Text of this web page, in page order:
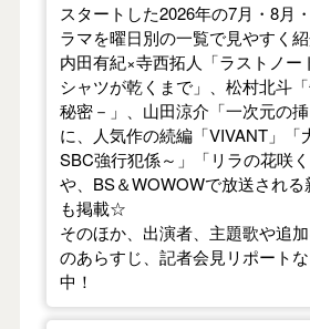
スタートした2026年の7月・8月
ラマを曜日別の一覧で見やすく紹
内田有紀×寺西拓人「ラストノー
シャツが乾くまで」、松村北斗
秘密－」、山田涼介「一次元の
に、人気作の続編「VIVANT」「
SBC強行犯係～」「リラの花咲く
や、BS＆WOWOWで放送され
も掲載☆
そのほか、出演者、主題歌や追
のあらすじ、記者会見リポート
中！